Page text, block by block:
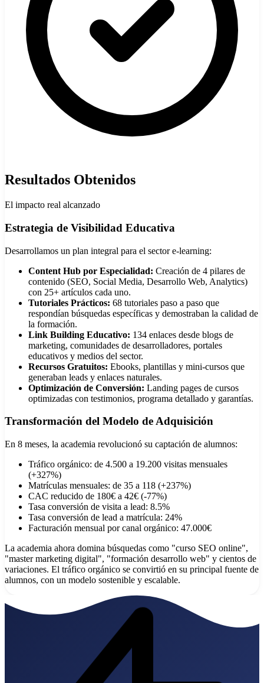
Resultados Obtenidos
El impacto real alcanzado
Estrategia de Visibilidad Educativa
Desarrollamos un plan integral para el sector e-learning:
Content Hub por Especialidad: Creación de 4 pilares de
contenido (SEO, Social Media, Desarrollo Web, Analytics)
con 25+ artículos cada uno.
Tutoriales Prácticos: 68 tutoriales paso a paso que
respondían búsquedas específicas y demostraban la calidad de
la formación.
Link Building Educativo: 134 enlaces desde blogs de
marketing, comunidades de desarrolladores, portales
educativos y medios del sector.
Recursos Gratuitos: Ebooks, plantillas y mini-cursos que
generaban leads y enlaces naturales.
Optimización de Conversión: Landing pages de cursos
optimizadas con testimonios, programa detallado y garantías.
Transformación del Modelo de Adquisición
En 8 meses, la academia revolucionó su captación de alumnos:
Tráfico orgánico: de 4.500 a 19.200 visitas mensuales
(+327%)
Matrículas mensuales: de 35 a 118 (+237%)
CAC reducido de 180€ a 42€ (-77%)
Tasa conversión de visita a lead: 8.5%
Tasa conversión de lead a matrícula: 24%
Facturación mensual por canal orgánico: 47.000€
La academia ahora domina búsquedas como "curso SEO online",
"master marketing digital", "formación desarrollo web" y cientos de
variaciones. El tráfico orgánico se convirtió en su principal fuente de
alumnos, con un modelo sostenible y escalable.